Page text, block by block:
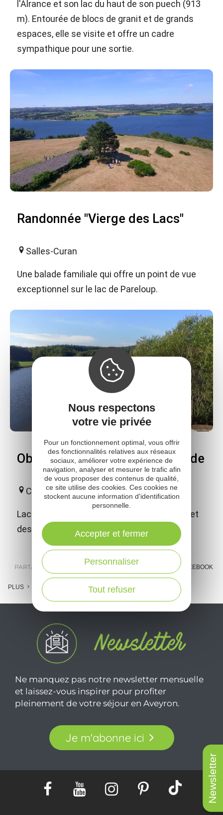
Newsletter
l'Alrance et son lac du haut de son puech (913
m). Entourée de blocs de granit et de grands
espaces, elle se visite et offre un cadre
sympathique pour une sortie.
Randonnée "Vierge des Lacs"
Salles-Curan
Une balade familiale qui offre un point de vue
exceptionnel sur le lac de Pareloup.
Observatoire du lac de la Gourde
Canet-de-Salars
Lac de 16 ha et lieu connu des naturalistes et
des amoureux des oiseaux.
PARTAGER : FACEBOOK
PLUS
Ne manquez pas notre newsletter mensuelle
et laissez-vous inspirer pour profiter
pleinement de votre séjour en Aveyron.
Je m'abonne ici
Nous respectons
votre vie privée
Pour un fonctionnement optimal, vous offrir
des fonctionnalités relatives aux réseaux
sociaux, améliorer votre expérience de
navigation, analyser et mesurer le trafic afin
de vous proposer des contenus de qualité,
ce site utilise des cookies. Ces cookies ne
stockent aucune information d'identification
personnelle.
Tout refuser
Personnaliser
Accepter et fermer